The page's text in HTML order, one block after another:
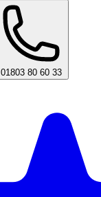
01803 80 60 33